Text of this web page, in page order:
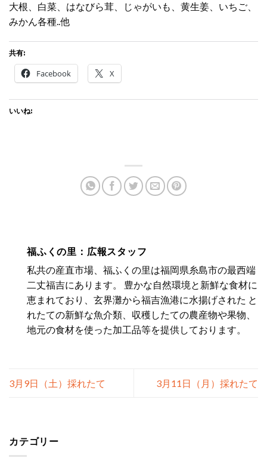
カテゴリー
大根、白菜、はなびら茸、じゃがいも、黄生姜、いちご、
みかん各種..他
共有:
Facebook X
いいね:
福ふくの里：広報スタッフ
私共の産直市場、福ふくの里は福岡県糸島市の最西端
二丈福吉にあります。 豊かな自然環境と新鮮な食材に
恵まれており、玄界灘から福吉漁港に水揚げされた と
れたての新鮮な魚介類、収穫したての農産物や果物、
地元の食材を使った加工品等を提供しております。
3月9日（土）採れたて 3月11日（月）採れたて